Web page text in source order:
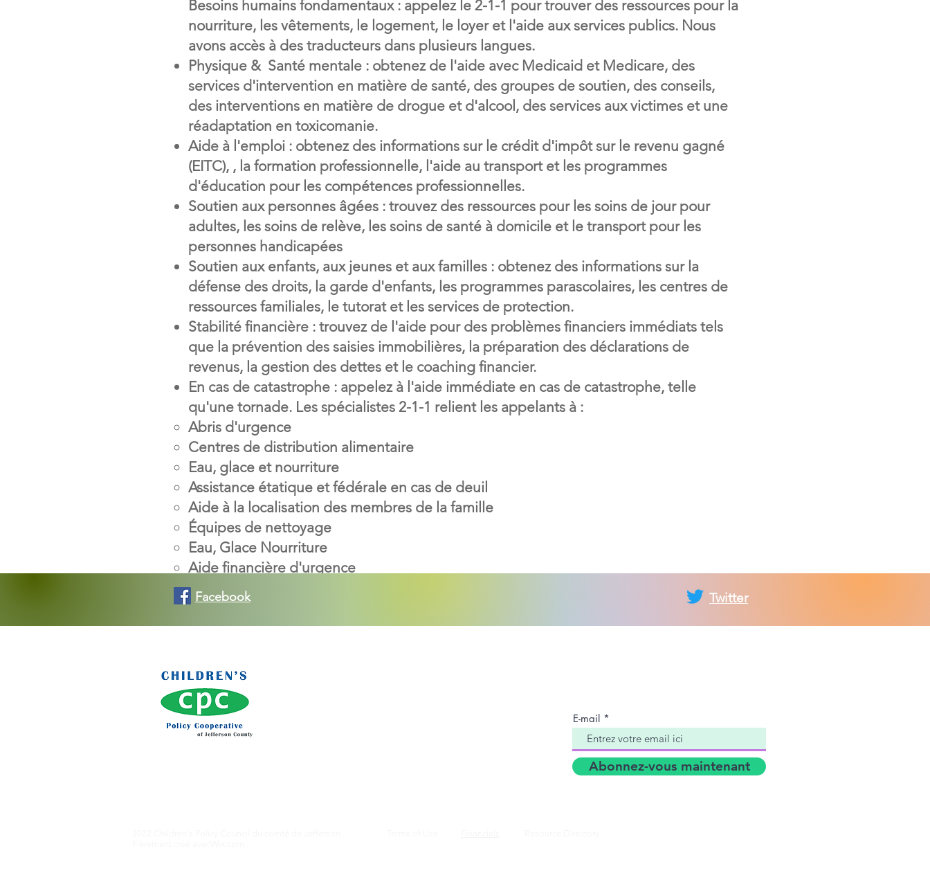
Besoins humains fondamentaux : appelez le 2-1-1 pour trouver des ressources pour la
nourriture, les vêtements, le logement, le loyer et l'aide aux services publics. Nous
avons accès à des traducteurs dans plusieurs langues.
Physique & Santé mentale : obtenez de l'aide avec Medicaid et Medicare, des
services d'intervention en matière de santé, des groupes de soutien, des conseils,
des interventions en matière de drogue et d'alcool, des services aux victimes et une
réadaptation en toxicomanie.
Aide à l'emploi : obtenez des informations sur le crédit d'impôt sur le revenu gagné
(EITC), , la formation professionnelle, l'aide au transport et les programmes
d'éducation pour les compétences professionnelles.
Soutien aux personnes âgées : trouvez des ressources pour les soins de jour pour
adultes, les soins de relève, les soins de santé à domicile et le transport pour les
personnes handicapées
Soutien aux enfants, aux jeunes et aux familles : obtenez des informations sur la
défense des droits, la garde d'enfants, les programmes parascolaires, les centres de
ressources familiales, le tutorat et les services de protection.
Stabilité financière : trouvez de l'aide pour des problèmes financiers immédiats tels
que la prévention des saisies immobilières, la préparation des déclarations de
revenus, la gestion des dettes et le coaching financier.
En cas de catastrophe : appelez à l'aide immédiate en cas de catastrophe, telle
qu'une tornade. Les spécialistes 2-1-1 relient les appelants à :
Abris d'urgence
Centres de distribution alimentaire
Eau, glace et nourriture
Assistance étatique et fédérale en cas de deuil
Aide à la localisation des membres de la famille
Équipes de nettoyage
Eau, Glace Nourriture
Aide financière d'urgence
Facebook Twitter
E-mail
Abonnez-vous maintenant